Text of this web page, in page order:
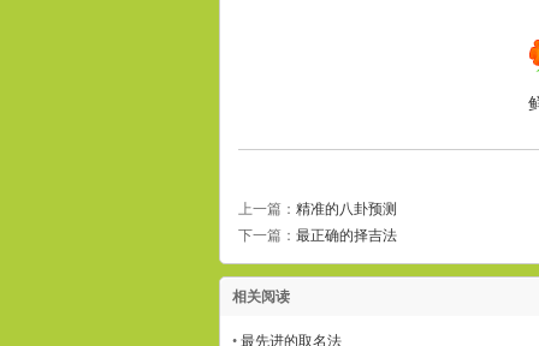
上一篇： 精准的八卦预测
下一篇： 最正确的择吉法
相关阅读
• 最先进的取名法